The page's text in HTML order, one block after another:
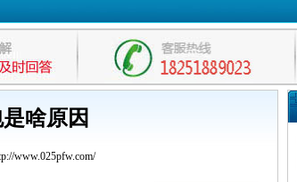
啥原因
www.025pfw.com/